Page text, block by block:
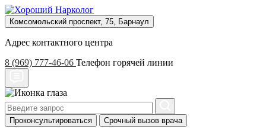
Комсомольский проспект, 75, Барнаул
Адрес контактного центра
8 (969) 777-46-06 Телефон горячей линии
Проконсультироваться Срочный вызов врача